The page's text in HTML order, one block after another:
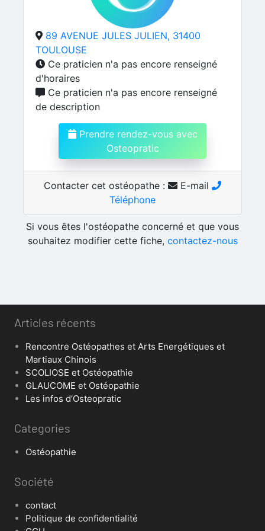
89 AVENUE JULES JULIEN, 31400
TOULOUSE
Ce praticien n'a pas encore renseigné
d'horaires
Ce praticien n'a pas encore renseigné
de description
Prendre rendez-vous avec
Osteopratic
Contacter cet ostéopathe :
E-mail
Téléphone
Si vous êtes l'ostéopathe concerné et que vous
souhaitez modifier cette fiche, contactez-nous
Articles récents
Rencontre Ostéopathes et Arts Energétiques et
Martiaux Chinois
SCOLIOSE et Ostéopathie
GLAUCOME et Ostéopathie
Les infos d’Osteopratic
Categories
Ostéopathie
Société
contact
Politique de confidentialité